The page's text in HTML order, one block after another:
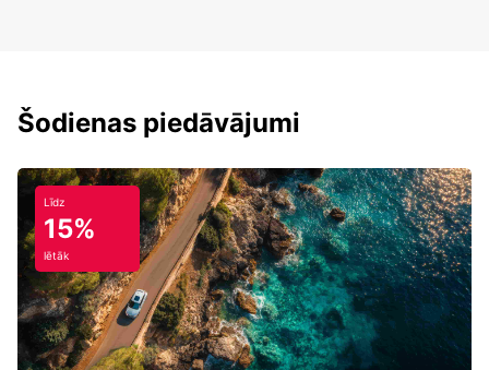
Šodienas piedāvājumi
Līdz
15%
lētāk